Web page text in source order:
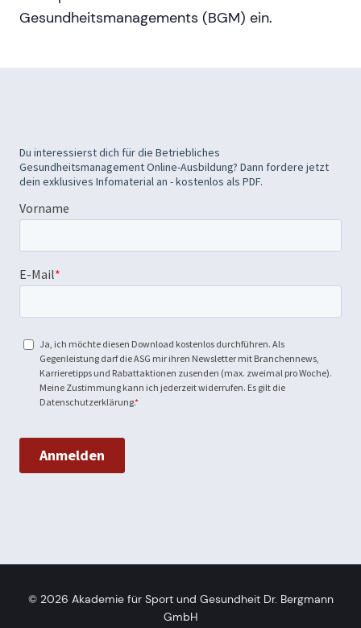
Gesundheitsmanagements (BGM) ein.
© 2026 Akademie für Sport und Gesundheit Dr. Bergmann
GmbH